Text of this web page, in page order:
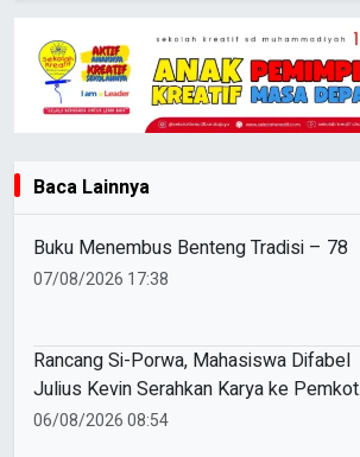
Baca Lainnya
Buku Menembus Benteng Tradisi – 78
07/08/2026 17:38
Rancang Si-Porwa, Mahasiswa Difabel
Julius Kevin Serahkan Karya ke Pemkot
Surabaya
06/08/2026 08:54